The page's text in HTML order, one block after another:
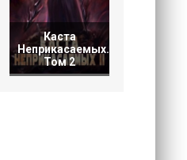
Каста
Неприкасаемых.
Том 2